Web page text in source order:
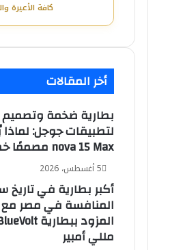
كافة الأعيرة
أخر المقالات
بطارية ضخمة
nova 15 Max مصممًا خصيصًا لإجازة الصيف
5 أغسطس، 2026
مللي أمبير